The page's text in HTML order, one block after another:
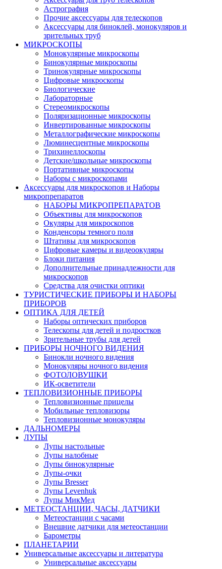
Астрография
Прочие аксессуары для телескопов
Аксессуары для биноклей, монокуляров и
зрительных труб
МИКРОСКОПЫ
Монокулярные микроскопы
Бинокулярные микроскопы
Тринокулярные микроскопы
Цифровые микроскопы
Биологические
Лабораторные
Стереомикроскопы
Поляризационные микроскопы
Инвертированные микроскопы
Металлографические микроскопы
Люминесцентные микроскопы
Трихинеллоскопы
Детские/школьные микроскопы
Портативные микроскопы
Наборы с микроскопами
Аксессуары для микроскопов и Наборы
микропрепаратов
НАБОРЫ МИКРОПРЕПАРАТОВ
Объективы для микроскопов
Окуляры для микроскопов
Конденсоры темного поля
Штативы для микроскопов
Цифровые камеры и видеоокуляры
Блоки питания
Дополнительные принадлежности для
микроскопов
Средства для очистки оптики
ТУРИСТИЧЕСКИЕ ПРИБОРЫ И НАБОРЫ
ПРИБОРОВ
ОПТИКА ДЛЯ ДЕТЕЙ
Наборы оптических приборов
Телескопы для детей и подростков
Зрительные трубы для детей
ПРИБОРЫ НОЧНОГО ВИДЕНИЯ
Бинокли ночного видения
Монокуляры ночного видения
ФОТОЛОВУШКИ
ИК-осветители
ТЕПЛОВИЗИОННЫЕ ПРИБОРЫ
Тепловизионные прицелы
Мобильные тепловизоры
Тепловизионные монокуляры
ДАЛЬНОМЕРЫ
ЛУПЫ
Лупы настольные
Лупы налобные
Лупы бинокулярные
Лупы-очки
Лупы Bresser
Лупы Levenhuk
Лупы МикМед
МЕТЕОСТАНЦИИ, ЧАСЫ, ДАТЧИКИ
Метеостанции с часами
Внешние датчики для метеостанции
Барометры
ПЛАНЕТАРИИ
Универсальные аксессуары и литература
Универсальные аксессуары